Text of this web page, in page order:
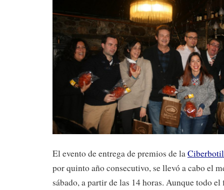
El evento de entrega de premios de la
por quinto año consecutivo, se llevó a cabo el
sábado, a partir de las 14 horas. Aunque todo el